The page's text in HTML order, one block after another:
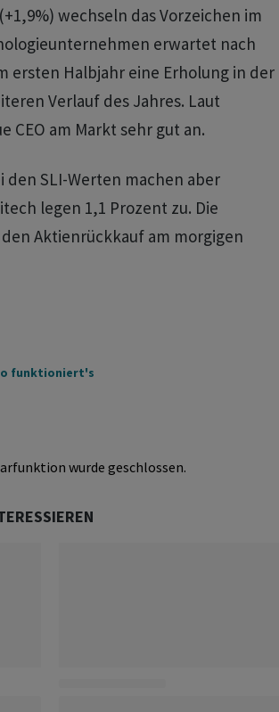
wechseln das Vorzeichen im
erwartet nach
ersten Halbjahr eine Erholung in der
Verlauf des Jahres. Laut
CEO am Markt sehr gut an.
den SLI-Werten machen aber
legen 1,1 Prozent zu. Die
Aktienrückkauf am morgigen
funktioniert's
wurde geschlossen.